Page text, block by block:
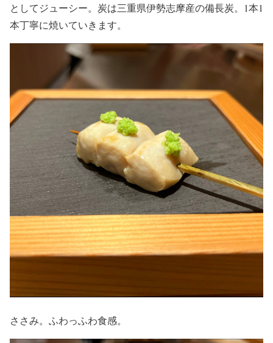
としてジューシー。炭は三重県伊勢志摩産の備長炭。1本1
本丁寧に焼いていきます。
ささみ。ふわっふわ食感。